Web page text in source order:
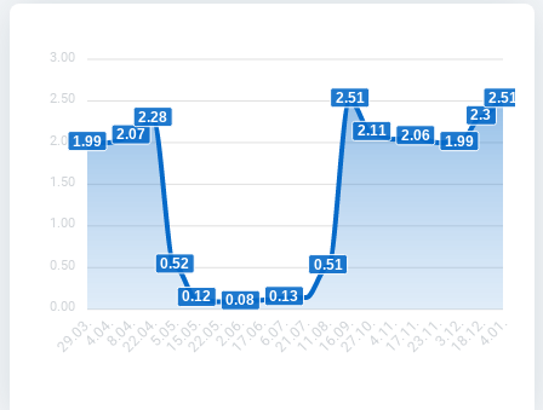
3.00
2.50
2.00
1.50
1.00
0.50
0.00
1.99 2.07
2.28
0.52
0.12
0.08 0.13
0.51
2.51
2.11
2.06 1.99
2.3
2.51
29.03.4.04.8.04.22.04.5.05.15.05.22.05.2.06.17.06.6.07.21.07.11.08.16.09.27.10.4.11.17.11.23.11.3.12.18.12.4.01.